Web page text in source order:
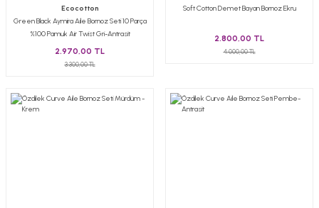
Ecocotton
Green Black Aymira Aile Bornoz Seti 10 Parça
%100 Pamuk Air Twist Gri-Antrasit
2.970,00 TL
3.300,00 TL
Soft Cotton Demet Bayan Bornoz Ekru
2.800,00 TL
4.000,00 TL